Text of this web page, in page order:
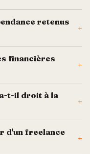
retenus
+
financières
+
t-il droit à la
+
d'un freelance
+